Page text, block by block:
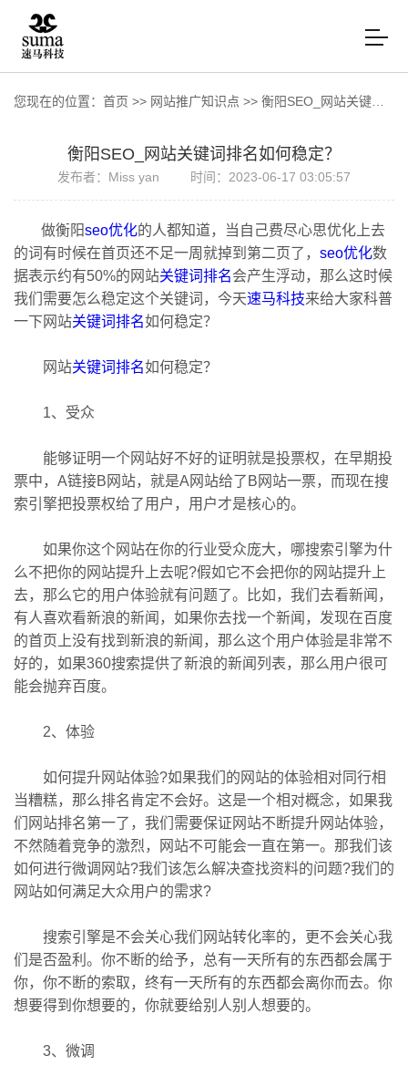
您现在的位置： 首页 >> 网站推广知识点 >> 衡阳SEO_网站关键词排名如何稳定？
衡阳SEO_网站关键词排名如何稳定？
发布者：Miss yan 时间：2023-06-17 03:05:57
做衡阳seo优化的人都知道，当自己费尽心思优化上去
的词有时候在首页还不足一周就掉到第二页了， seo优化数
据表示约有50%的网站关键词排名会产生浮动，那么这时候
我们需要怎么稳定这个关键词，今天速马科技来给大家科普
一下网站关键词排名如何稳定？
网站关键词排名如何稳定？
1、受众
能够证明一个网站好不好的证明就是投票权，在早期投
票中，A链接B网站，就是A网站给了B网站一票，而现在搜
索引擎把投票权给了用户，用户才是核心的。
如果你这个网站在你的行业受众庞大，哪搜索引擎为什
么不把你的网站提升上去呢?假如它不会把你的网站提升上
去，那么它的用户体验就有问题了。比如，我们去看新闻，
有人喜欢看新浪的新闻，如果你去找一个新闻，发现在百度
的首页上没有找到新浪的新闻，那么这个用户体验是非常不
好的，如果360搜索提供了新浪的新闻列表，那么用户很可
能会抛弃百度。
2、体验
如何提升网站体验?如果我们的网站的体验相对同行相
当糟糕，那么排名肯定不会好。这是一个相对概念，如果我
们网站排名第一了，我们需要保证网站不断提升网站体验，
不然随着竞争的激烈，网站不可能会一直在第一。那我们该
如何进行微调网站?我们该怎么解决查找资料的问题?我们的
网站如何满足大众用户的需求?
搜索引擎是不会关心我们网站转化率的，更不会关心我
们是否盈利。你不断的给予，总有一天所有的东西都会属于
你，你不断的索取，终有一天所有的东西都会离你而去。你
想要得到你想要的，你就要给别人别人想要的。
3、微调